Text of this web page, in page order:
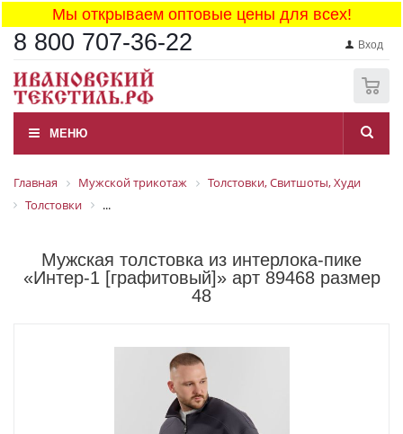
Мы открываем оптовые цены для всех!
8 800 707-36-22 Вход
МЕНЮ
Главная Мужской трикотаж
Толстовки, Свитшоты, Худи
Толстовки
...
Мужская толстовка из интерлока-пике
«Интер-1 [графитовый]» арт 89468 размер
48